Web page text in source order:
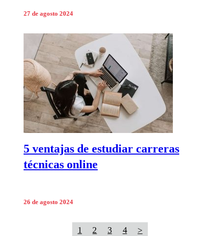
27 de agosto 2024
5 ventajas de estudiar carreras
técnicas online
26 de agosto 2024
1 2 3 4 >